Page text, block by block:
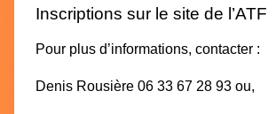
Inscriptions sur le site de l’ATF
Pour plus d’informations, contacter :
Denis Rousière 06 33 67 28 93 ou,